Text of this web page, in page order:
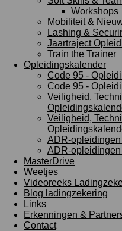
Workshops
Mobiliteit &
Lashing &
Jaartraject
Train the Trainer
Opleidingskalender
Code 95 -
Code 95 -
Veiligheid,
Veiligheid,
ADR-opleidingen
ADR-opleidingen
MasterDrive
Weetjes
Videoreeks
Blog ladingzekering
Links
Erkenningen &
Contact